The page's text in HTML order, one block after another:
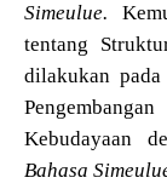
Simeulue.
tentang
dilakukan
Kebudayaan
Bahasa